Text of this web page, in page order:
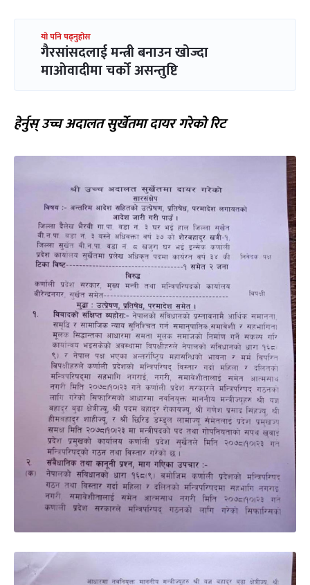
यो पनि पढ्नुहोस
गैरसांसदलाई मन्त्री बनाउन खोज्दा
माओवादीमा चर्को असन्तुष्टि
हेर्नुस् उच्च अदालत सुर्खेतमा दायर गरेको रिट